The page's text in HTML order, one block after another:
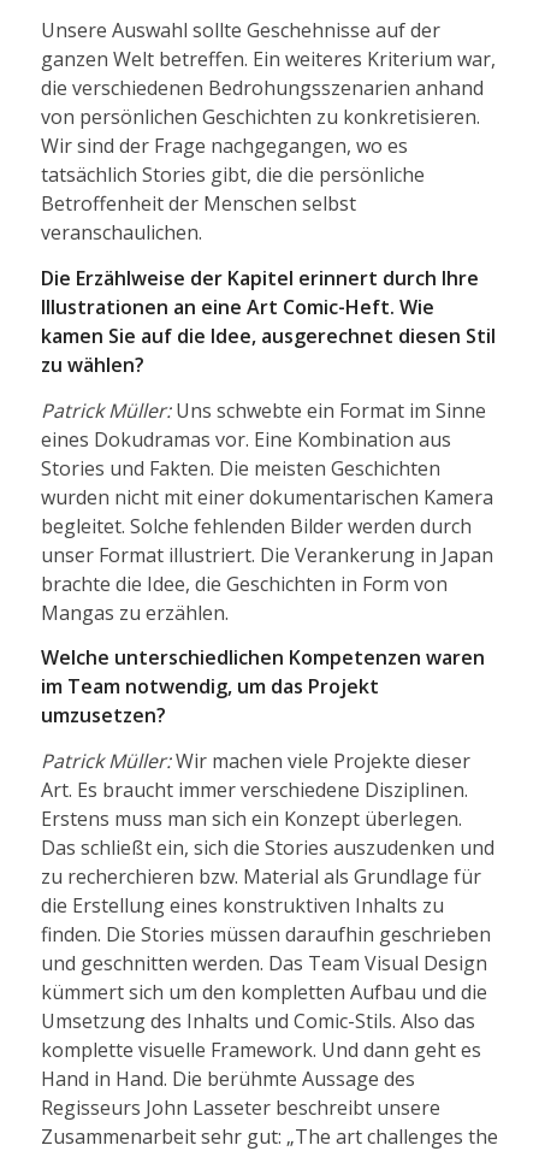
Unsere Auswahl sollte Geschehnisse auf der
ganzen Welt betreffen. Ein weiteres Kriterium war,
die verschiedenen Bedrohungsszenarien anhand
von persönlichen Geschichten zu konkretisieren.
Wir sind der Frage nachgegangen, wo es
tatsächlich Stories gibt, die die persönliche
Betroffenheit der Menschen selbst
veranschaulichen.
Die Erzählweise der Kapitel erinnert durch Ihre
Illustrationen an eine Art Comic-Heft. Wie
kamen Sie auf die Idee, ausgerechnet diesen Stil
zu wählen?
Patrick Müller:Uns schwebte ein Format im Sinne
eines Dokudramas vor. Eine Kombination aus
Stories und Fakten. Die meisten Geschichten
wurden nicht mit einer dokumentarischen Kamera
begleitet. Solche fehlenden Bilder werden durch
unser Format illustriert. Die Verankerung in Japan
brachte die Idee, die Geschichten in Form von
Mangas zu erzählen.
Welche unterschiedlichen Kompetenzen waren
im Team notwendig, um das Projekt
umzusetzen?
Patrick Müller:Wir machen viele Projekte dieser
Art. Es braucht immer verschiedene Disziplinen.
Erstens muss man sich ein Konzept überlegen.
Das schließt ein, sich die Stories auszudenken und
zu recherchieren bzw. Material als Grundlage für
die Erstellung eines konstruktiven Inhalts zu
finden. Die Stories müssen daraufhin geschrieben
und geschnitten werden. Das Team Visual Design
kümmert sich um den kompletten Aufbau und die
Umsetzung des Inhalts und Comic-Stils. Also das
komplette visuelle Framework. Und dann geht es
Hand in Hand. Die berühmte Aussage des
Regisseurs John Lasseter beschreibt unsere
Zusammenarbeit sehr gut: „The art challenges the